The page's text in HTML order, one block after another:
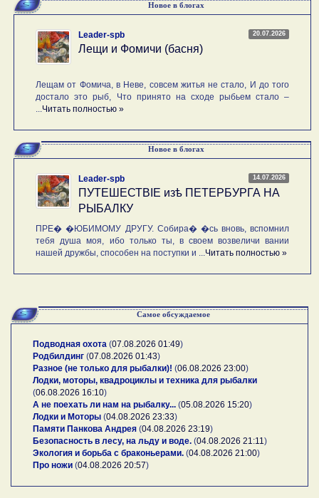
Новое в блогах
20.07.2026
Leader-spb
Лещи и Фомичи (басня)
Лещам от Фомича, в Неве, совсем житья не стало, И до того
достало это рыб, Что принято на сходе рыбьем стало –
...Читать полностью »
Новое в блогах
14.07.2026
Leader-spb
ПУТЕШЕСТВIE изѣ ПЕТЕРБУРГА НА
РЫБАЛКУ
ПРЕ� �ЮБИМОМУ ДРУГУ. Собира� �сь вновь, вспомнил
тебя душа моя, ибо только ты, в своем возвеличи вании
нашей дружбы, способен на поступки и ...Читать полностью »
Самое обсуждаемое
Подводная охота (07.08.2026 01:49)
Родбилдинг (07.08.2026 01:43)
Разное (не только для рыбалки)! (06.08.2026 23:00)
Лодки, моторы, квадроциклы и техника для рыбалки
(06.08.2026 16:10)
А не поехать ли нам на рыбалку... (05.08.2026 15:20)
Лодки и Моторы (04.08.2026 23:33)
Памяти Панкова Андрея (04.08.2026 23:19)
Безопасность в лесу, на льду и воде. (04.08.2026 21:11)
Экология и борьба с браконьерами. (04.08.2026 21:00)
Про ножи (04.08.2026 20:57)